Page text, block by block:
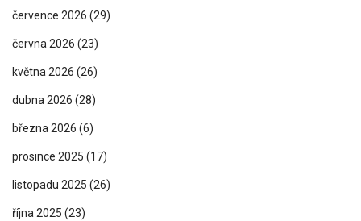
července 2026 (29)
června 2026 (23)
května 2026 (26)
dubna 2026 (28)
března 2026 (6)
prosince 2025 (17)
listopadu 2025 (26)
října 2025 (23)